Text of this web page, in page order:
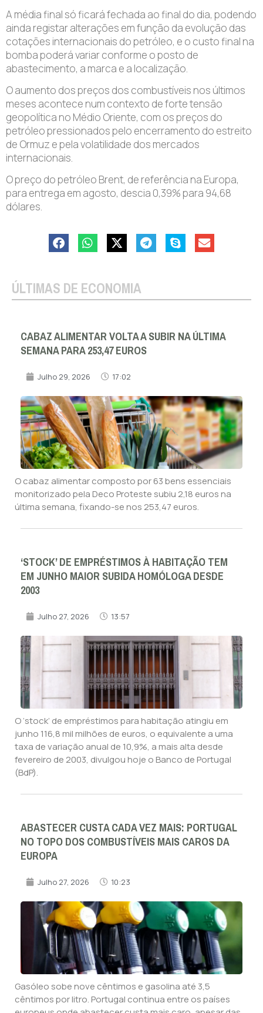
A média final só ficará fechada ao final do dia, podendo
ainda registar alterações em função da evolução das
cotações internacionais do petróleo, e o custo final na
bomba poderá variar conforme o posto de
abastecimento, a marca e a localização.
O aumento dos preços dos combustíveis nos últimos
meses acontece num contexto de forte tensão
geopolítica no Médio Oriente, com os preços do
petróleo pressionados pelo encerramento do estreito
de Ormuz e pela volatilidade dos mercados
internacionais.
O preço do petróleo Brent, de referência na Europa,
para entrega em agosto, descia 0,39% para 94,68
dólares.
ÚLTIMAS DE ECONOMIA
CABAZ ALIMENTAR VOLTA A SUBIR NA ÚLTIMA
SEMANA PARA 253,47 EUROS
Julho 29, 2026 17:02
O cabaz alimentar composto por 63 bens essenciais
monitorizado pela Deco Proteste subiu 2,18 euros na
última semana, fixando-se nos 253,47 euros.
‘STOCK’ DE EMPRÉSTIMOS À HABITAÇÃO TEM
EM JUNHO MAIOR SUBIDA HOMÓLOGA DESDE
2003
Julho 27, 2026 13:57
O ‘stock’ de empréstimos para habitação atingiu em
junho 116,8 mil milhões de euros, o equivalente a uma
taxa de variação anual de 10,9%, a mais alta desde
fevereiro de 2003, divulgou hoje o Banco de Portugal
(BdP).
ABASTECER CUSTA CADA VEZ MAIS: PORTUGAL
NO TOPO DOS COMBUSTÍVEIS MAIS CAROS DA
EUROPA
Julho 27, 2026 10:23
Gasóleo sobe nove cêntimos e gasolina até 3,5
cêntimos por litro. Portugal continua entre os países